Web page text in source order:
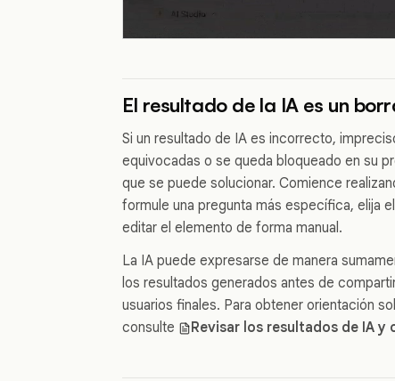
El resultado de la IA es un
Si un resultado de IA es incorrecto,
equivocadas o se queda bloqueado en su
que se puede solucionar. Comience
formule una pregunta más específica, elija
editar el elemento de forma manual.
La IA puede expresarse de manera
los resultados generados antes de
usuarios finales. Para obtener orientación
consulte
Revisar los resultados de IA